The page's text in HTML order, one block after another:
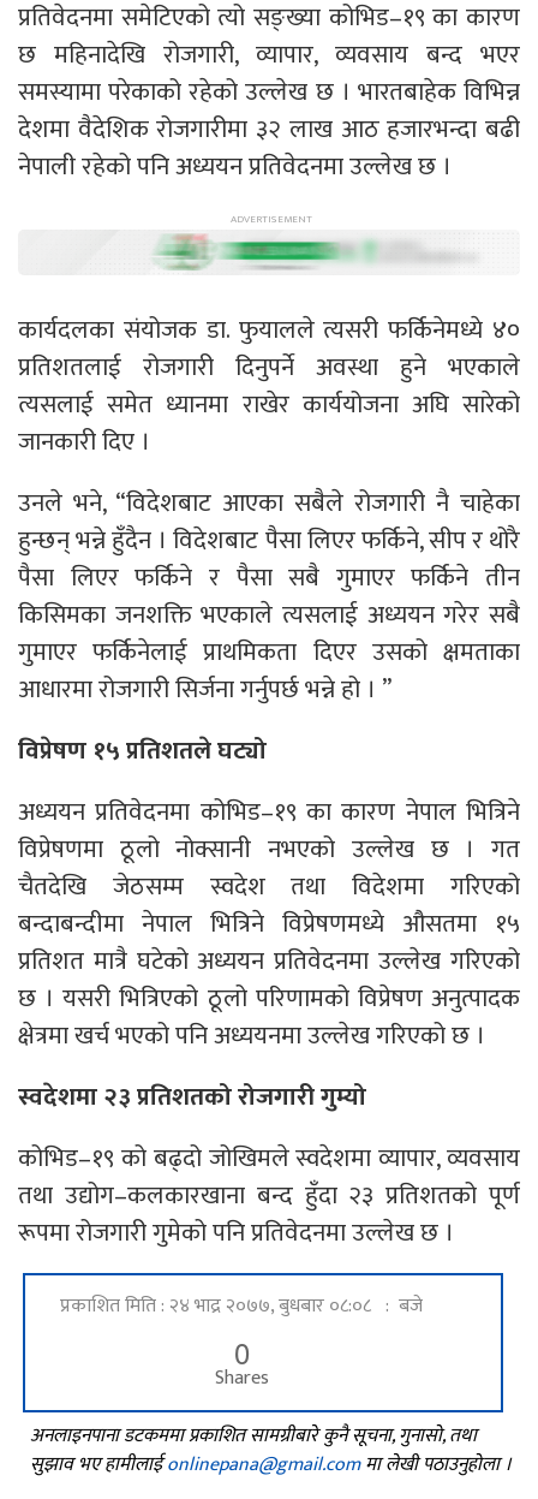
प्रतिवेदनमा समेटिएको त्यो सङ्ख्या कोभिड–१९ का कारण
छ महिनादेखि रोजगारी, व्यापार, व्यवसाय बन्द भएर
समस्यामा परेकाको रहेको उल्लेख छ । भारतबाहेक विभिन्न
देशमा वैदेशिक रोजगारीमा ३२ लाख आठ हजारभन्दा बढी
नेपाली रहेको पनि अध्ययन प्रतिवेदनमा उल्लेख छ ।
कार्यदलका संयोजक डा. फुयालले त्यसरी फर्किनेमध्ये ४०
प्रतिशतलाई रोजगारी दिनुपर्ने अवस्था हुने भएकाले
त्यसलाई समेत ध्यानमा राखेर कार्ययोजना अघि सारेको
जानकारी दिए ।
उनले भने, “विदेशबाट आएका सबैले रोजगारी नै चाहेका
हुन्छन् भन्ने हुँदैन । विदेशबाट पैसा लिएर फर्किने, सीप र थोरै
पैसा लिएर फर्किने र पैसा सबै गुमाएर फर्किने तीन
किसिमका जनशक्ति भएकाले त्यसलाई अध्ययन गरेर सबै
गुमाएर फर्किनेलाई प्राथमिकता दिएर उसको क्षमताका
आधारमा रोजगारी सिर्जना गर्नुपर्छ भन्ने हो । ”
विप्रेषण १५ प्रतिशतले घट्यो
अध्ययन प्रतिवेदनमा कोभिड–१९ का कारण नेपाल भित्रिने
विप्रेषणमा ठूलो नोक्सानी नभएको उल्लेख छ । गत
चैतदेखि जेठसम्म स्वदेश तथा विदेशमा गरिएको
बन्दाबन्दीमा नेपाल भित्रिने विप्रेषणमध्ये औसतमा १५
प्रतिशत मात्रै घटेको अध्ययन प्रतिवेदनमा उल्लेख गरिएको
छ । यसरी भित्रिएको ठूलो परिणामको विप्रेषण अनुत्पादक
क्षेत्रमा खर्च भएको पनि अध्ययनमा उल्लेख गरिएको छ ।
स्वदेशमा २३ प्रतिशतको रोजगारी गुम्यो
कोभिड–१९ को बढ्दो जोखिमले स्वदेशमा व्यापार, व्यवसाय
तथा उद्योग–कलकारखाना बन्द हुँदा २३ प्रतिशतको पूर्ण
रूपमा रोजगारी गुमेको पनि प्रतिवेदनमा उल्लेख छ ।
प्रकाशित मिति : २४ भाद्र २०७७, बुधबार ०८:०८ : बजे
0
Shares
अनलाइनपाना डटकममा प्रकाशित सामग्रीबारे कुनै सूचना, गुनासो, तथा
सुझाव भए हामीलाईonlinepana@gmail.comमा लेखी पठाउनुहोला ।